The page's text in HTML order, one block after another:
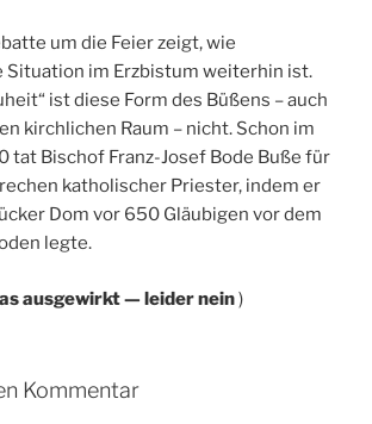
um die Feier zeigt, wie
Situation im Erzbistum weiterhin ist.
ist diese Form des Büßens – auch
kirchlichen Raum – nicht. Schon im
tat Bischof Franz-Josef Bode Buße für
katholischer Priester, indem er
Dom vor 650 Gläubigen vor dem
legte.
ausgewirkt — leider nein)
Kommentar